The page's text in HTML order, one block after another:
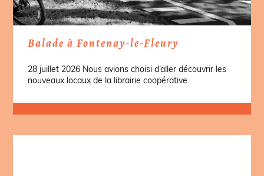
Balade à Fontenay-le-Fleury
28 juillet 2026 Nous avions choisi d’aller découvrir les
nouveaux locaux de la librairie coopérative